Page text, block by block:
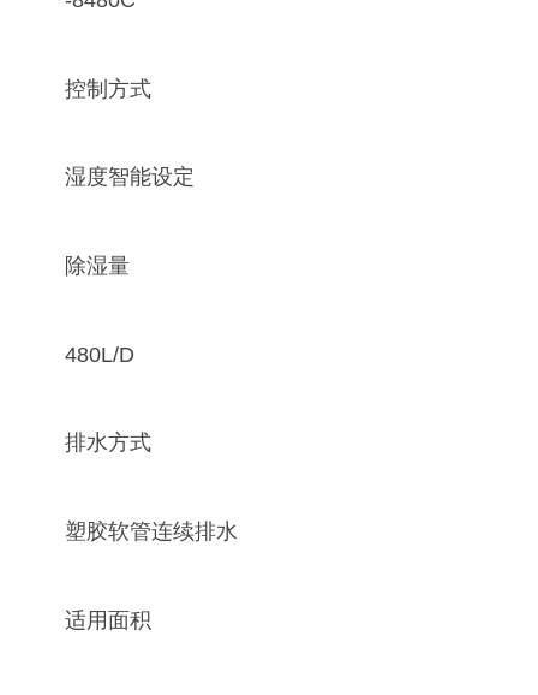
控制方式
湿度智能设定
除湿量
480L/D
排水方式
塑胶软管连续排水
适用面积